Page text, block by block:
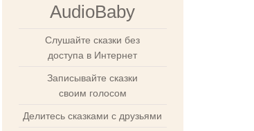
AudioBaby
Слушайте сказки без
доступа в Интернет
Записывайте сказки
своим голосом
Делитесь сказками с друзьями